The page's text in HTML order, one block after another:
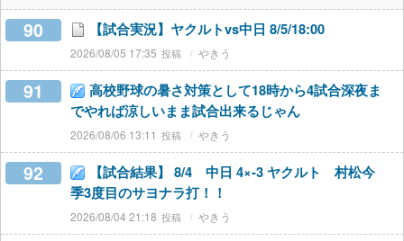
90 【試合実況】ヤクルトvs中日 8/5/18:00
2026/08/05 17:35 やきう
91
高校野球の暑さ対策として18時から4試合深夜ま
でやれば涼しいまま試合出来るじゃん
2026/08/06 13:11 やきう
92
【試合結果】 8/4 中日 4×-3 ヤクルト 村松今
季3度目のサヨナラ打！！
2026/08/04 21:18 やきう